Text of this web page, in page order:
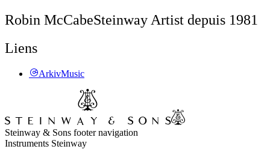
Robin McCabeSteinway Artist depuis 1981
Liens
ArkivMusic
Steinway & Sons footer navigation
Instruments Steinway